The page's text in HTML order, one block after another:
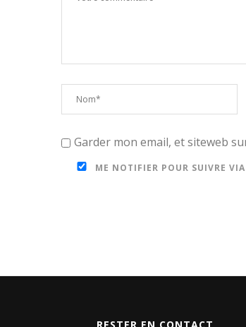
Garder mon email, et siteweb
ME NOTIFIER POUR SUIVRE